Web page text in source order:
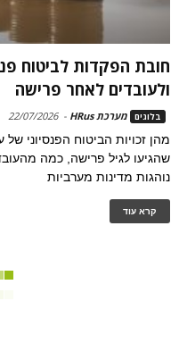
חובת הפקדות לביטוח
ולעובדים לאחר פרישה
בלוגים מערכת HRus -
22/07/2026
מהן זכויות הביטוח הפנסיוני
שהגיעו לגיל פרישה, כמה
נוהגות מדינות מערביות
קרא עוד